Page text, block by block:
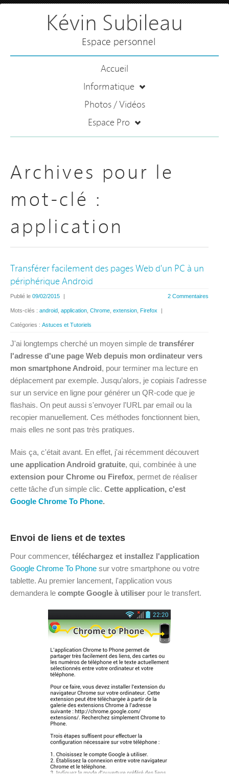
Kévin Subileau
Espace personnel
Accueil
Informatique
Photos / Vidéos
Espace Pro
Archives pour le
mot-clé :
application
Transférer facilement des pages Web d'un PC à un
périphérique Android
2 Commentaires
Publié le 09/02/2015 |
Mots-clés : android application Chrome extension Firefox |
Catégories : Astuces et Tutoriels
J'ai longtemps cherché un moyen simple de transférer
l'adresse d'une page Web depuis mon ordinateur vers
mon smartphone Android, pour terminer ma lecture en
déplacement par exemple. Jusqu’alors, je copiais l'adresse
sur un service en ligne pour générer un QR-code que je
flashais. On peut aussi s'envoyer l'URL par email ou la
recopier manuellement. Ces méthodes fonctionnent bien,
mais elles ne sont pas très pratiques.
Mais ça, c'était avant. En effet, j'ai récemment découvert
une application Android gratuite, qui, combinée à une
extension pour Chrome ou Firefox, permet de réaliser
cette tâche d'un simple clic. Cette application, c'est
Google Chrome To Phone.
Envoi de liens et de textes
Pour commencer, téléchargez et installez l'application
Google Chrome To Phone sur votre smartphone ou votre
tablette. Au premier lancement, l'application vous
demandera le compte Google à utiliser pour le transfert.